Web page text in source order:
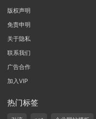
版权声明
免责申明
关于隐私
联系我们
广告合作
加入VIP
热门标签